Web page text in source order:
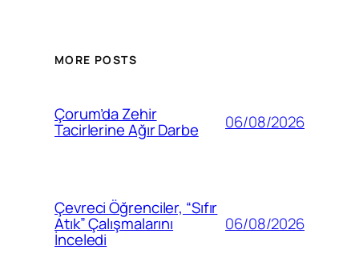
MORE POSTS
Çorum’da Zehir
Tacirlerine Ağır Darbe 06/08/2026
Çevreci Öğrenciler, “Sıfır
Atık” Çalışmalarını
İnceledi
06/08/2026